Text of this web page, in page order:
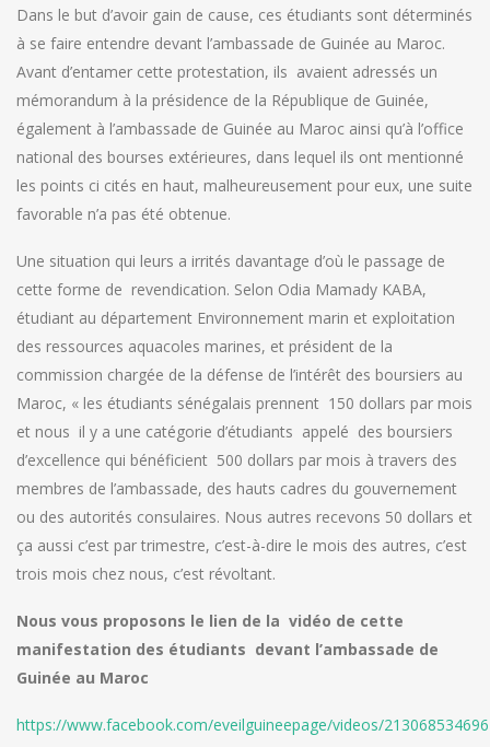
Dans le but d’avoir gain de cause, ces étudiants sont déterminés
à se faire entendre devant l’ambassade de Guinée au Maroc.
Avant d’entamer cette protestation, ils avaient adressés un
mémorandum à la présidence de la République de Guinée,
également à l’ambassade de Guinée au Maroc ainsi qu’à l’office
national des bourses extérieures, dans lequel ils ont mentionné
les points ci cités en haut, malheureusement pour eux, une suite
favorable n’a pas été obtenue.
Une situation qui leurs a irrités davantage d’où le passage de
cette forme de revendication. Selon Odia Mamady KABA,
étudiant au département Environnement marin et exploitation
des ressources aquacoles marines, et président de la
commission chargée de la défense de l’intérêt des boursiers au
Maroc, « les étudiants sénégalais prennent 150 dollars par mois
et nous il y a une catégorie d’étudiants appelé des boursiers
d’excellence qui bénéficient 500 dollars par mois à travers des
membres de l’ambassade, des hauts cadres du gouvernement
ou des autorités consulaires. Nous autres recevons 50 dollars et
ça aussi c’est par trimestre, c’est-à-dire le mois des autres, c’est
trois mois chez nous, c’est révoltant.
Nous vous proposons le lien de la vidéo de cette
manifestation des étudiants devant l’ambassade de
Guinée au Maroc
https://www.facebook.com/eveilguineepage/videos/